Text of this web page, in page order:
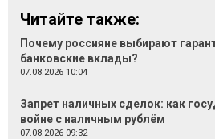
Читайте также:
Почему россияне выбирают
банковские вклады?
07.08.2026 10:04
Запрет наличных сделок: как
войне с наличным рублём
07.08.2026 09:32